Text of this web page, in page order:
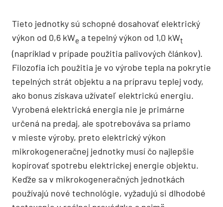
Tieto jednotky sú schopné dosahovať elektrický
výkon od 0,6 kWe a tepelný výkon od 1,0 kWt
(napríklad v prípade použitia palivových článkov).
Filozofia ich použitia je vo výrobe tepla na pokrytie
tepelných strát objektu a na prípravu teplej vody,
ako bonus získava užívateľ elektrickú energiu.
Vyrobená elektrická energia nie je primárne
určená na predaj, ale spotrebováva sa priamo
v mieste výroby, preto elektrický výkon
mikrokogeneračnej jednotky musí čo najlepšie
kopírovať spotrebu elektrickej energie objektu.
Keďže sa v mikrokogeneračných jednotkách
používajú nové technológie, vyžadujú si dlhodobé